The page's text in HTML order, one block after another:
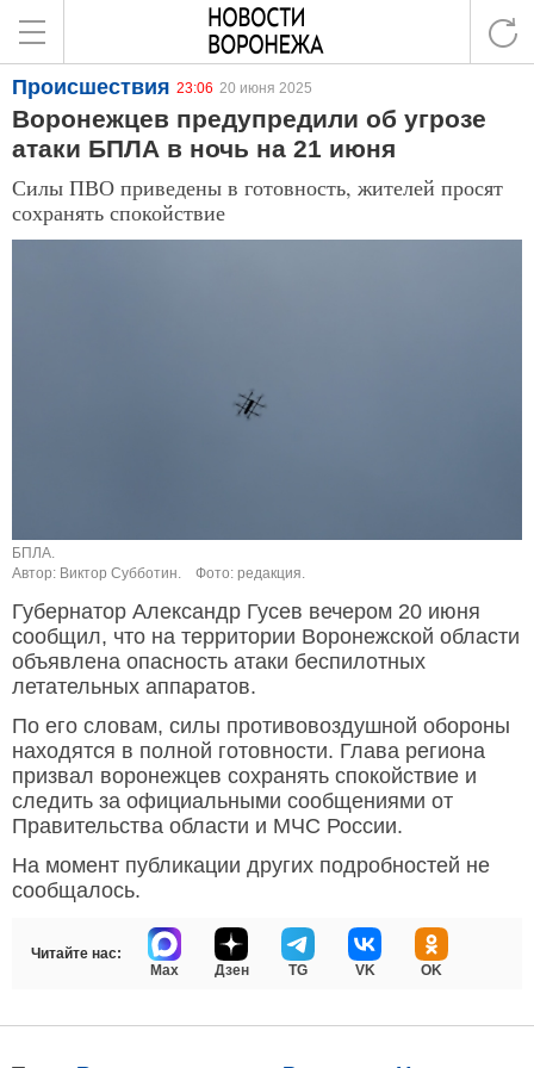
Происшествия 23:06 20 июня 2025
Воронежцев предупредили об угрозе
атаки БПЛА в ночь на 21 июня
Силы ПВО приведены в готовность, жителей просят
сохранять спокойствие
БПЛА.
Автор: Виктор Субботин.
Фото: редакция.
Губернатор Александр Гусев вечером 20 июня
сообщил, что на территории Воронежской области
объявлена опасность атаки беспилотных
летательных аппаратов.
По его словам, силы противовоздушной обороны
находятся в полной готовности. Глава региона
призвал воронежцев сохранять спокойствие и
следить за официальными сообщениями от
Правительства области и МЧС России.
На момент публикации других подробностей не
сообщалось.
Читайте нас:
Max
Дзен TG VK OK